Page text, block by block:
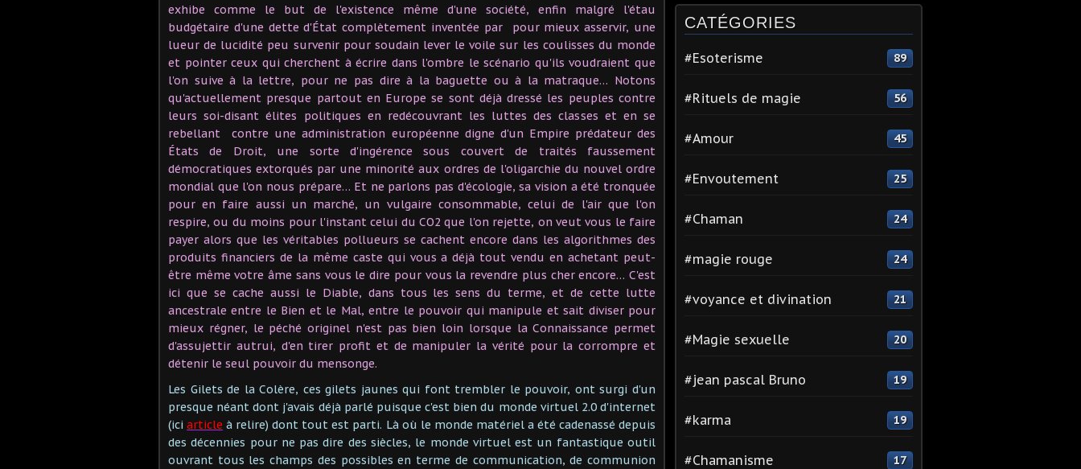
exhibe comme le but de l'existence même d'une société, enfin malgré l'étau
budgétaire d'une dette d'État complètement inventée par pour mieux asservir, une
lueur de lucidité peu survenir pour soudain lever le voile sur les coulisses du monde
et pointer ceux qui cherchent à écrire dans l'ombre le scénario qu'ils voudraient que
l'on suive à la lettre, pour ne pas dire à la baguette ou à la matraque… Notons
qu'actuellement presque partout en Europe se sont déjà dressé les peuples contre
leurs soi-disant élites politiques en redécouvrant les luttes des classes et en se
rebellant contre une administration européenne digne d'un Empire prédateur des
États de Droit, une sorte d'ingérence sous couvert de traités faussement
démocratiques extorqués par une minorité aux ordres de l'oligarchie du nouvel ordre
mondial que l'on nous prépare… Et ne parlons pas d'écologie, sa vision a été tronquée
pour en faire aussi un marché, un vulgaire consommable, celui de l'air que l'on
respire, ou du moins pour l'instant celui du CO2 que l'on rejette, on veut vous le faire
payer alors que les véritables pollueurs se cachent encore dans les algorithmes des
produits financiers de la même caste qui vous a déjà tout vendu en achetant peut-
être même votre âme sans vous le dire pour vous la revendre plus cher encore… C'est
ici que se cache aussi le Diable, dans tous les sens du terme, et de cette lutte
ancestrale entre le Bien et le Mal, entre le pouvoir qui manipule et sait diviser pour
mieux régner, le péché originel n'est pas bien loin lorsque la Connaissance permet
d'assujettir autrui, d'en tirer profit et de manipuler la vérité pour la corrompre et
détenir le seul pouvoir du mensonge.
Les Gilets de la Colère, ces gilets jaunes qui font trembler le pouvoir, ont surgi d'un
presque néant dont j'avais déjà parlé puisque c'est bien du monde virtuel 2.0 d'internet
(iciarticle à relire) dont tout est parti. Là où le monde matériel a été cadenassé depuis
des décennies pour ne pas dire des siècles, le monde virtuel est un fantastique outil
ouvrant tous les champs des possibles en terme de communication, de communion
CATÉGORIES
#Esoterisme 89
#Rituels de magie 56
#Amour 45
#Envoutement 25
#Chaman 24
#magie rouge 24
#voyance et divination 21
#Magie sexuelle 20
#jean pascal Bruno 19
#karma 19
#Chamanisme 17